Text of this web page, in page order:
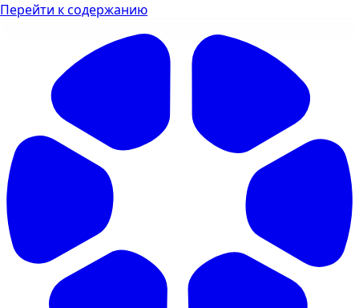
Перейти к содержанию